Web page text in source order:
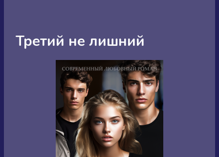
Третий не лишний